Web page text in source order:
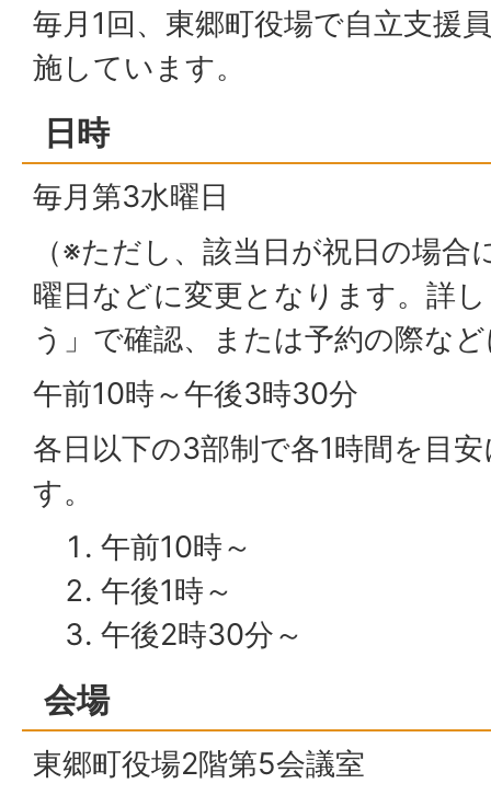
毎月1回、東郷町役場で自立支援
施しています。
日時
毎月第3水曜日
（※ただし、該当日が祝日の場
曜日などに変更となります。詳
う」で確認、または予約の際な
午前10時～午後3時30分
各日以下の3部制で各1時間を目
す。
午前10時～
午後1時～
午後2時30分～
会場
東郷町役場2階第5会議室